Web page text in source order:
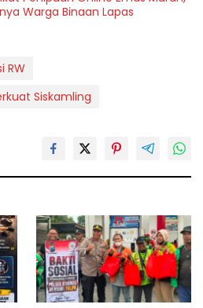
Warga Binaan Lapas
RW
Siskamling